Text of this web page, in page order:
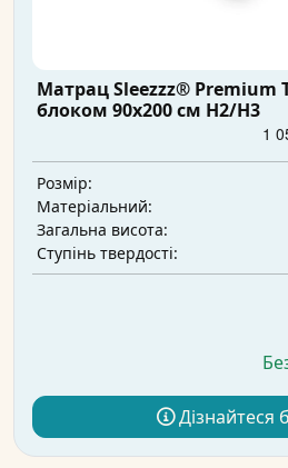
Матрац Sleezzz® Premium
блоком 90x200 см H2/H3
Розмір:
Матеріальний:
Загальна висота:
Ступінь твердості:
Дізнайтеся